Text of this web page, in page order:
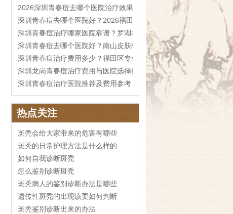
2026深圳青春痘去哪个医院治疗效果更好
深圳青春痘去哪个医院好？2026福田区治疗费用参考
深圳青春痘治疗哪家医院靠谱？罗湖本地攻略
深圳青春痘去哪个医院好？南山皮肤科指南
深圳青春痘治疗费用多少？福田区专业医院推荐
深圳龙岗青春痘治疗费用与医院选择指南
深圳青春痘治疗医院推荐及费用参考
热点关注
斑秃会给大家带来的危害有哪些
斑秃的日常护理方法是什么样的
如何自我诊断斑秃
怎么鉴别诊断斑秃
斑秃病人的鉴别诊断办法是哪些
遗传性斑秃的出现该要如何判断
斑秃鉴别诊断出来的办法